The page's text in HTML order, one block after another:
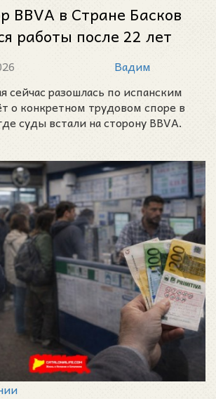
BBVA в Стране Басков
работы после 22 лет
суд признал законным
из-за карт на чужие
имена и ставок
Вадим
сейчас разошлась по испанским
о конкретном трудовом споре в
суды встали на сторону BBVA.